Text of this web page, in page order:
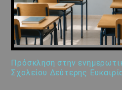
Πρόσκληση στην
Σχολείου Δεύτερης